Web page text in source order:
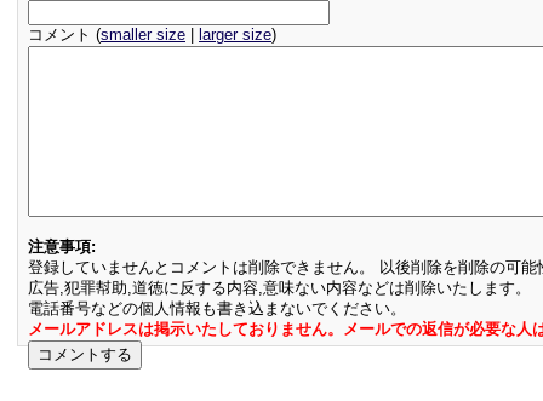
コメント (smaller size larger size)
注意事項:
登録していませんとコメントは削除できません。 以後削除を削除の可
広告,犯罪幇助,道徳に反する内容,意味ない内容などは削除いたします。
電話番号などの個人情報も書き込まないでください。
メールアドレスは掲示いたしておりません。メールでの返信が必要な人